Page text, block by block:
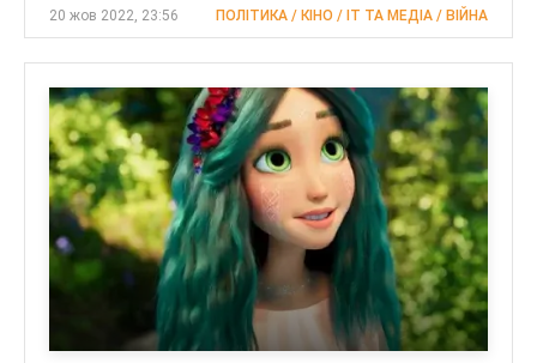
20 жов 2022, 23:56 ПОЛІТИКА / КІНО / IT ТА МЕДІА / ВІЙНА